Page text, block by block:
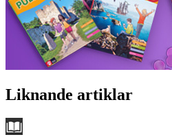
Liknande artiklar